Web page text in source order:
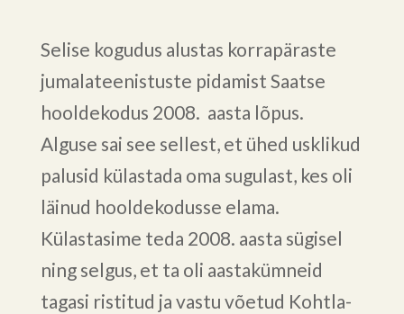
Selise kogudus alustas korrapäraste
jumalateenistuste pidamist Saatse
hooldekodus 2008. aasta lõpus.
Alguse sai see sellest, et ühed usklikud
palusid külastada oma sugulast, kes oli
läinud hooldekodusse elama.
Külastasime teda 2008. aasta sügisel
ning selgus, et ta oli aastakümneid
tagasi ristitud ja vastu võetud Kohtla-